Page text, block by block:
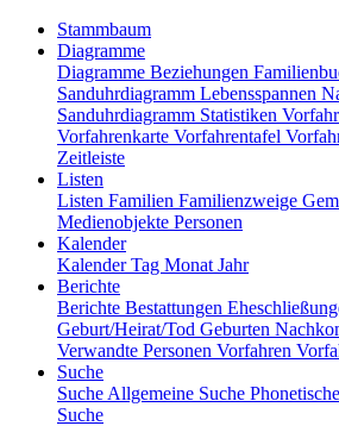
Stammbaum
Diagramme
Diagramme Beziehungen
Sanduhrdiagramm Lebensspannen
Sanduhrdiagramm Statistiken
Vorfahrenkarte Vorfahrentafel
Zeitleiste
Listen
Listen Familien Familienzweige
Medienobjekte Personen
Kalender
KalenderTag Monat Jahr
Berichte
Berichte Bestattungen
Geburt/Heirat/Tod Geburten
Verwandte Personen Vorfahren
Suche
Suche Allgemeine Suche
Suche